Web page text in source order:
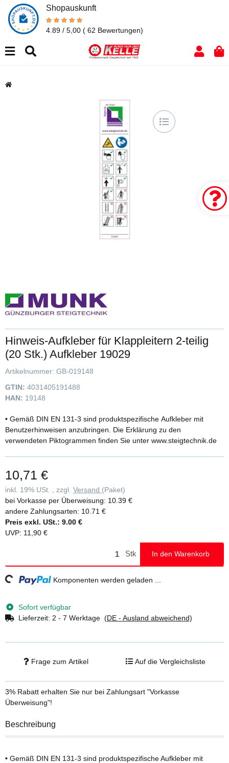
Shopauskunft
4.89 / 5,00 ( 62 Bewertungen)
Hinweis-Aufkleber für Klappleitern 2-teilig
(20 Stk.) Aufkleber 19029
Artikelnummer: GB-019148
GTIN: 4031405191488
HAN: 19148
• Gemäß DIN EN 131-3 sind produktspezifische Aufkleber mit
Benutzerhinweisen anzubringen. Die Erklärung zu den
verwendeten Piktogrammen finden Sie unter www.steigtechnik.de
10,71 €
inkl. 19% USt. , zzgl. Versand (Paket)
bei Vorkasse per Überweisung: 10.39 €
andere Zahlungsarten: 10.71 €
Preis exkl. USt.: 9.00 €
UVP: 11,90 €
Stk In den Warenkorb
Komponenten werden geladen ...
Sofort verfügbar
Lieferzeit: 2 - 7 Werktage (DE - Ausland abweichend)
Frage zum Artikel Auf die Vergleichsliste
3% Rabatt erhalten Sie nur bei Zahlungsart "Vorkasse
Überweisung"!
Beschreibung
• Gemäß DIN EN 131-3 sind produktspezifische Aufkleber mit